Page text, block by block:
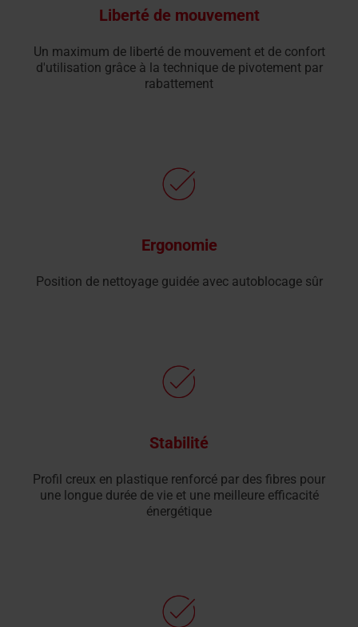
Liberté de mouvement
Un maximum de liberté de mouvement et de confort
d'utilisation grâce à la technique de pivotement par
rabattement
Ergonomie
Position de nettoyage guidée avec autoblocage sûr
Stabilité
Profil creux en plastique renforcé par des fibres pour
une longue durée de vie et une meilleure efficacité
énergétique